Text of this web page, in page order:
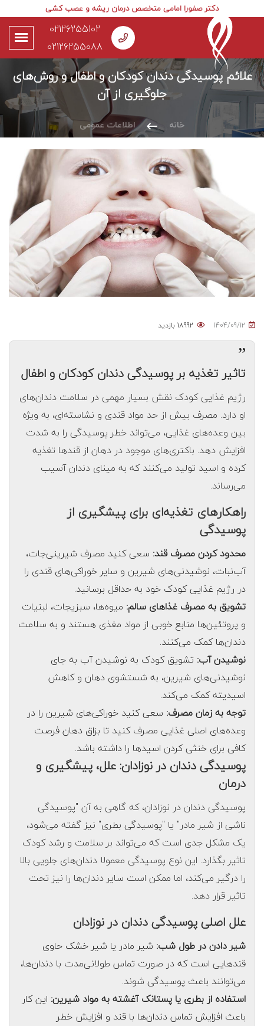
02126255102
02126255088
دکتر صفورا امامی متخصص درمان ریشه و عصب کشی
علائم پوسیدگی دندان کودکان و اطفال و روش‌های
جلوگیری از آن
خانه اطلاعات عمومی
”
تاثیر تغذیه بر پوسیدگی دندان کودکان و اطفال
رژیم غذایی کودک نقش بسیار مهمی در سلامت دندان‌های
او دارد. مصرف بیش از حد مواد قندی و نشاسته‌ای، به ویژه
بین وعده‌های غذایی، می‌تواند خطر پوسیدگی را به شدت
افزایش دهد. باکتری‌های موجود در دهان از قندها تغذیه
کرده و اسید تولید می‌کنند که به مینای دندان آسیب
می‌رساند.
راهکارهای تغذیه‌ای برای پیشگیری از
پوسیدگی
محدود کردن مصرف قند: سعی کنید مصرف شیرینی‌جات،
آب‌نبات، نوشیدنی‌های شیرین و سایر خوراکی‌های قندی را
در رژیم غذایی کودک خود به حداقل برسانید.
تشویق به مصرف غذاهای سالم: میوه‌ها، سبزیجات، لبنیات
و پروتئین‌ها منابع خوبی از مواد مغذی هستند و به سلامت
دندان‌ها کمک می‌کنند.
نوشیدن آب: تشویق کودک به نوشیدن آب به جای
نوشیدنی‌های شیرین، به شستشوی دهان و کاهش
اسیدیته کمک می‌کند.
توجه به زمان مصرف: سعی کنید خوراکی‌های شیرین را در
وعده‌های اصلی غذایی مصرف کنید تا بزاق دهان فرصت
کافی برای خنثی کردن اسیدها را داشته باشد.
پوسیدگی دندان در نوزادان: علل، پیشگیری و
درمان
پوسیدگی دندان در نوزادان، که گاهی به آن "پوسیدگی
ناشی از شیر مادر" یا "پوسیدگی بطری" نیز گفته می‌شود،
یک مشکل جدی است که می‌تواند بر سلامت و رشد کودک
تاثیر بگذارد. این نوع پوسیدگی معمولا دندان‌های جلویی بالا
را درگیر می‌کند، اما ممکن است سایر دندان‌ها را نیز تحت
تاثیر قرار دهد.
علل اصلی پوسیدگی دندان در نوزادان
شیر دادن در طول شب: شیر مادر یا شیر خشک حاوی
قندهایی است که در صورت تماس طولانی‌مدت با دندان‌ها،
می‌توانند باعث پوسیدگی شوند.
استفاده از بطری یا پستانک آغشته به مواد شیرین: این کار
باعث افزایش تماس دندان‌ها با قند و افزایش خطر